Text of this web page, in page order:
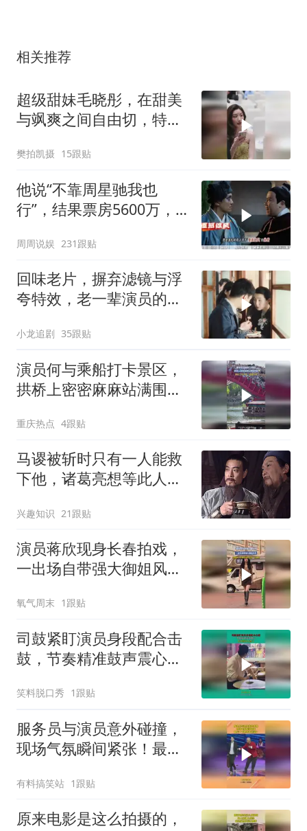
相关推荐
超级甜妹毛晓彤，在甜美
与飒爽之间自由切，特别
樊拍凯摄 15跟贴
他说“不靠周星驰我也
行”，结果票房5600万，
周周说娱 231跟贴
回味老片，摒弃滤镜与浮
夸特效，老一辈演员的表
小龙追剧 35跟贴
演员何与乘船打卡景区，
拱桥上密密麻麻站满围观
重庆热点 4跟贴
马谡被斩时只有一人能救
下他，诸葛亮想等此人求
兴趣知识 21跟贴
演员蒋欣现身长春拍戏，
一出场自带强大御姐风
机，没带一点美颜
氧气周末 1跟贴
司鼓紧盯演员身段配合击
鼓，节奏精准鼓声震心，
笑料脱口秀 1跟贴
服务员与演员意外碰撞，
现场气氛瞬间紧张！最后
有料搞笑站 1跟贴
原来电影是这么拍摄的，